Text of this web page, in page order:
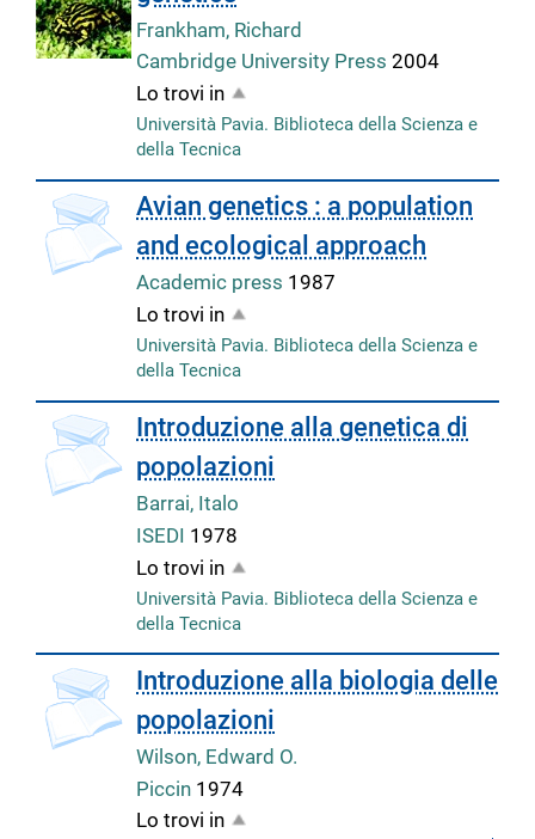
Frankham, Richard
Cambridge University Press2004
Lo trovi in
Università Pavia. Biblioteca della Scienza e
della Tecnica
Avian genetics : a population
and ecological approach
Academic press 1987
Lo trovi in
Università Pavia. Biblioteca della Scienza e
della Tecnica
copertina
Introduzione alla genetica di
popolazioni
Barrai, Italo
ISEDI 1978
Lo trovi in
Università Pavia. Biblioteca della Scienza e
della Tecnica
copertina
Introduzione alla biologia delle
popolazioni
Wilson, Edward O.
Piccin 1974
Lo trovi in